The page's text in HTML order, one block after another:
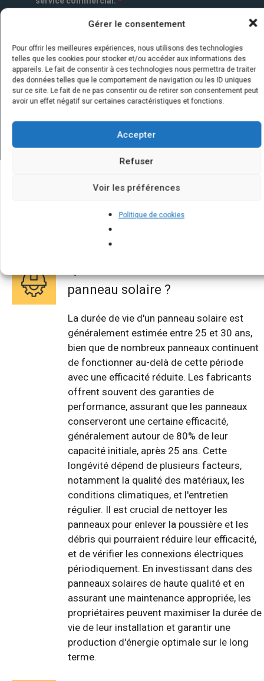
Gérer le consentement
Pour offrir les meilleures expériences, nous utilisons des technologies
telles que les cookies pour stocker et/ou accéder aux informations des
appareils. Le fait de consentir à ces technologies nous permettra de traiter
des données telles que le comportement de navigation ou les ID uniques
sur ce site. Le fait de ne pas consentir ou de retirer son consentement peut
avoir un effet négatif sur certaines caractéristiques et fonctions.
Accepter
Refuser
Voir les préférences
Politique de cookies
Quelques infos sur nos centrales
solaires : questions et réponses
panneau solaire ?
La durée de vie d'un panneau solaire est
généralement estimée entre 25 et 30 ans,
bien que de nombreux panneaux continuent
de fonctionner au-delà de cette période
avec une efficacité réduite. Les fabricants
offrent souvent des garanties de
performance, assurant que les panneaux
conserveront une certaine efficacité,
généralement autour de 80% de leur
capacité initiale, après 25 ans. Cette
longévité dépend de plusieurs facteurs,
notamment la qualité des matériaux, les
conditions climatiques, et l'entretien
régulier. Il est crucial de nettoyer les
panneaux pour enlever la poussière et les
débris qui pourraient réduire leur efficacité,
et de vérifier les connexions électriques
périodiquement. En investissant dans des
panneaux solaires de haute qualité et en
assurant une maintenance appropriée, les
propriétaires peuvent maximiser la durée de
vie de leur installation et garantir une
production d'énergie optimale sur le long
terme.